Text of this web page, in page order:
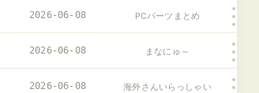
2026-06-08 PCパーツまとめ
2026-06-08 まなにゅ～
2026-06-08 海外さんいらっしゃい